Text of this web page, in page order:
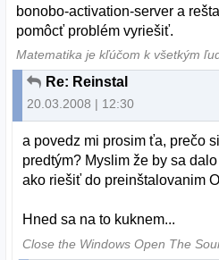
bonobo-activation-server a
pomôcť problém vyriešiť.
Matematika je kľúčom k všetkým
Re: Reinstal
20.03.2008 | 12:30
a povedz mi prosim ťa, prečo
predtým? Myslim že by sa
ako riešiť do preinštalovanim
Hned sa na to kuknem...
Close the Windows Open The